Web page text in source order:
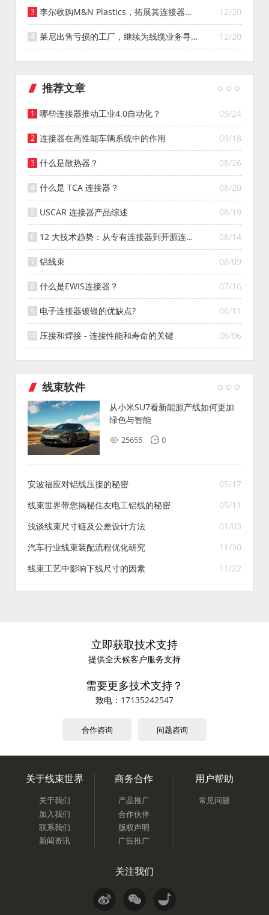
12/20
李尔收购M&N Plastics，拓展其连接器系
统业务
12/20
莱尼出售亏损的工厂，继续为线缆业务寻找
投资者
推荐文章
09/24
哪些连接器推动工业4.0自动化？
09/18
连接器在高性能车辆系统中的作用
08/26
什么是散热器？
08/20
什么是 TCA 连接器？
08/19
USCAR 连接器产品综述
08/14
12 大技术趋势：从专有连接器到开源连接
器的演变
08/09
铝线束
07/16
什么是EWIS连接器？
06/11
电子连接器镀银的优缺点?
06/06
压接和焊接 - 连接性能和寿命的关键
线束软件
从小米SU7看新能源产线如何更加
绿色与智能
25655 0
05/17
安波福应对铝线压接的秘密
05/11
线束世界带您揭秘住友电工铝线的秘密
01/03
浅谈线束尺寸链及公差设计方法
11/30
汽车行业线束装配流程优化研究
11/22
线束工艺中影响下线尺寸的因素
立即获取技术支持
提供全天候客户服务支持
需要更多技术支持？
致电： 17135242547
合作咨询 问题咨询
关于线束世界
关于我们
加入我们
联系我们
新闻资讯
商务合作
产品推广
合作伙伴
版权声明
广告推广
用户帮助
常见问题
关注我们